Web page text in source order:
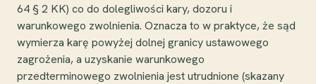
64 § 2 KK) co do dolegliwości kary, dozoru i
warunkowego zwolnienia. Oznacza to w praktyce, że sąd
wymierza karę powyżej dolnej granicy ustawowego
zagrożenia, a uzyskanie warunkowego
przedterminowego zwolnienia jest utrudnione (skazany